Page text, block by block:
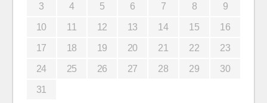
3 4 5 6 7 8 9
10 11 12 13 14 15 16
17 18 19 20 21 22 23
24 25 26 27 28 29 30
31